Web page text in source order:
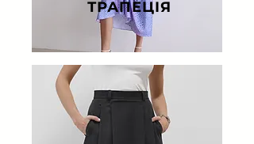
ТРАПЕЦІЯ